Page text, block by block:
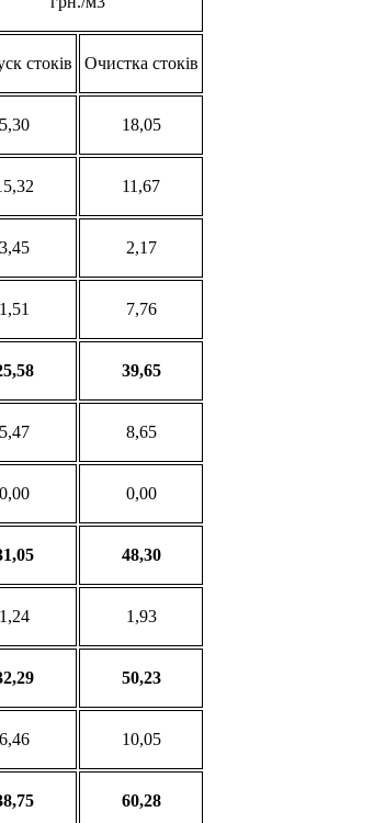
стоків Очистка стоків
5,30 18,05
11,67
3,45 2,17
1,51 7,76
39,65
5,47 8,65
0,00 0,00
48,30
1,24 1,93
50,23
6,46 10,05
60,28